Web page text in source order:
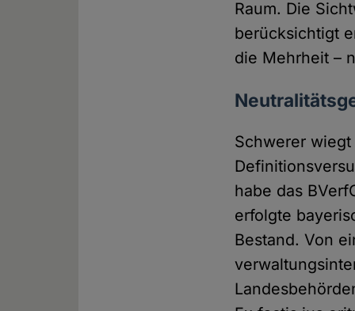
Raum. Die
berücksichtigt
die Mehrheit –
Schwerer
habe das
erfolgte
Bestand. Von